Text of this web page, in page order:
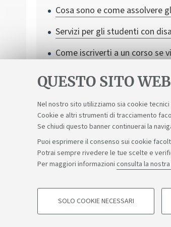
QUESTO SITO
Nel nostro sito utilizziamo sia cookie
Cookie e altri strumenti di tracciamento
Se chiudi questo banner continuerai la
Puoi esprimere il consenso sui cookie
Potrai sempre rivedere le tue scelte e
Per maggiori informazioni consulta la
COOKIE DI PROFILAZIONE -
SOLO COOKIE NECESSARI
Cosa sono e come assolvere
Servizi per gli studenti con
Come iscriverti a un corso se
Sosteniamo il diritto alla conoscenza
©Copyright 2026 - ALMA MATER
Privacy Note legali Informazioni sul